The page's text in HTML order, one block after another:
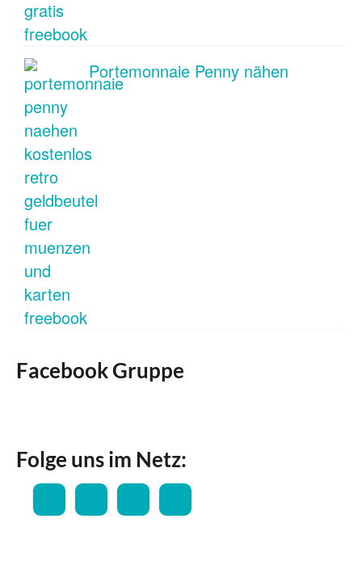
Portemonnaie Penny nähen
Facebook Gruppe
Folge uns im Netz: